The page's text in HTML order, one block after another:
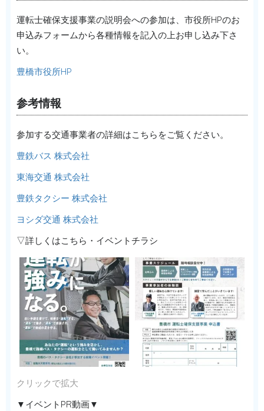
運転士確保支援事業の説明会への参加は、市役所HPのお
申込みフォームから各種情報を記入の上お申し込み下さ
い。
豊橋市役所HP
参考情報
参加する交通事業者の詳細はこちらをご覧ください。
豊鉄バス 株式会社
東海交通 株式会社
豊鉄タクシー 株式会社
ヨシダ交通 株式会社
▽詳しくはこちら・イベントチラシ
クリックで拡大
▼イベントPR動画▼